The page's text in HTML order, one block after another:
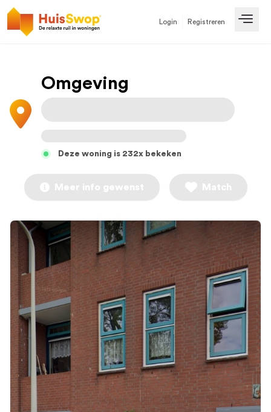
Login Registreren
Omgeving
Deze woning is 232x bekeken
Meer info gewenst Match